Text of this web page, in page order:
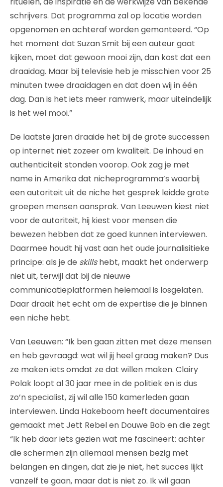
schrijvers. Dat programma zal op locatie worden
opgenomen en achteraf worden gemonteerd. “Op
het moment dat Suzan Smit bij een auteur gaat
kijken, moet dat gewoon mooi zijn, dan kost dat een
draaidag. Maar bij televisie heb je misschien voor 25
minuten twee draaidagen en dat doen wij in één
dag. Dan is het iets meer ramwerk, maar uiteindelijk
is het wel mooi.”
De laatste jaren draaide het bij de grote successen
op internet niet zozeer om kwaliteit. De inhoud en
authenticiteit stonden voorop. Ook zag je met
name in Amerika dat nicheprogramma’s waarbij
een autoriteit uit de niche het gesprek leidde grote
groepen mensen aansprak. Van Leeuwen kiest niet
voor de autoriteit, hij kiest voor mensen die
bewezen hebben dat ze goed kunnen interviewen.
Daarmee houdt hij vast aan het oude journalisitieke
principe: als je de skillshebt, maakt het onderwerp
niet uit, terwijl dat bij de nieuwe
communicatieplatformen helemaal is losgelaten.
Daar draait het echt om de expertise die je binnen
een niche hebt.
Van Leeuwen: “Ik ben gaan zitten met deze mensen
en heb gevraagd: wat wil jij heel graag maken? Dus
ze maken iets omdat ze dat willen maken. Clairy
Polak loopt al 30 jaar mee in de politiek en is dus
zo’n specialist, zij wil alle 150 kamerleden gaan
interviewen. Linda Hakeboom heeft documentaires
gemaakt met Jett Rebel en Douwe Bob en die zegt
“Ik heb daar iets gezien wat me fascineert: achter
die schermen zijn allemaal mensen bezig met
belangen en dingen, dat zie je niet, het succes lijkt
vanzelf te gaan, maar dat is niet zo. Ik wil gaan